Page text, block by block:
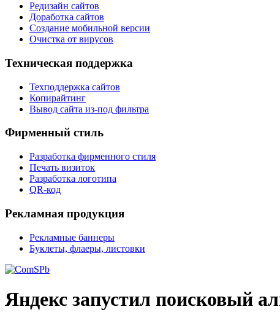
Редизайн сайтов
Доработка сайтов
Создание мобильной версии
Очистка от вирусов
Техническая поддержка
Техподдержка сайтов
Копирайтинг
Вывод сайта из-под фильтра
Фирменный стиль
Разработка фирменного стиля
Печать визиток
Разработка логотипа
QR-код
Рекламная продукция
Рекламные баннеры
Буклеты, флаеры, листовки
Яндекс запустил поисковый